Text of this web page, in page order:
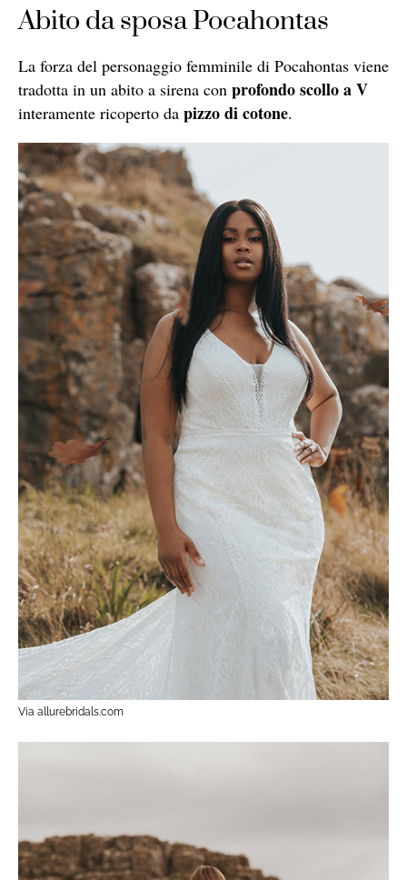
Abito da sposa Pocahontas
La forza del personaggio femminile di Pocahontas viene
tradotta in un abito a sirena con profondo scollo a V
interamente ricoperto da pizzo di cotone.
Via allurebridals.com